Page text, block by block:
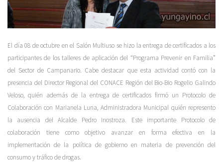
El día 08 de octubre en el Salón Multiuso se hizo la entrega de certificados a los
participantes de los talleres de aplicación del “Programa Prevenir en Familia”
del Sector de Campanario. Cabe destacar que esta actividad contó con la
presencia del Director Regional del CONACE Región del Bio-Bio Rogelio Galindo
Veloso, quién además de la entrega de certificados firmó un Protocolo de
Colaboración con Marianela Luna, Administradora Municipal quién represento
la ausencia del Alcalde Pedro Inostroza. Este importante Protocolo de
colaboración tiene como objetivo avanzar en forma efectiva en la
implementación de la política de gobierno en materia de prevención del
consumo y tráfico de drogas.